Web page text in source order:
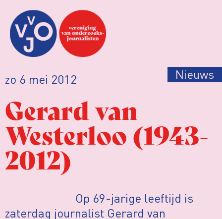
zo 6 mei 2012 Nieuws
Gerard van
Westerloo (1943-
2012)
Op 69-jarige leeftijd is
zaterdag journalist Gerard van